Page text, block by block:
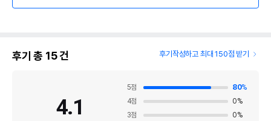
후기 총 15건 후기작성하고 최대 150점 받기
4.1
5점 80%
4점 0%
3점 0%